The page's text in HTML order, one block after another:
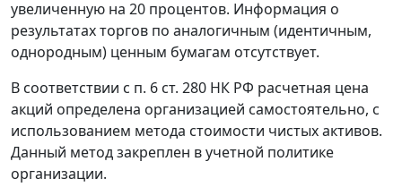
увеличенную на 20 процентов. Информация о
результатах торгов по аналогичным (идентичным,
однородным) ценным бумагам отсутствует.
В соответствии с п. 6 ст. 280 НК РФ расчетная цена
акций определена организацией самостоятельно, с
использованием метода стоимости чистых активов.
Данный метод закреплен в учетной политике
организации.